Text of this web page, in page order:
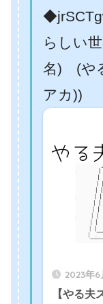
らしい
名) (や
アカ))
2023年6
【やる夫